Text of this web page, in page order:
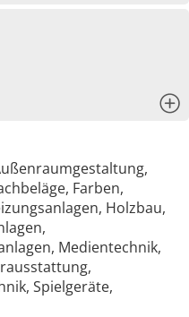
Farben,
Holzbau,
Medientechnik,
Spielgeräte,